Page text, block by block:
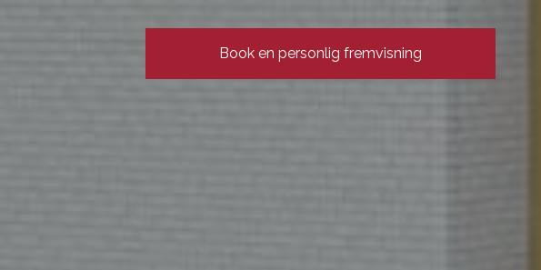
Book en personlig fremvisning